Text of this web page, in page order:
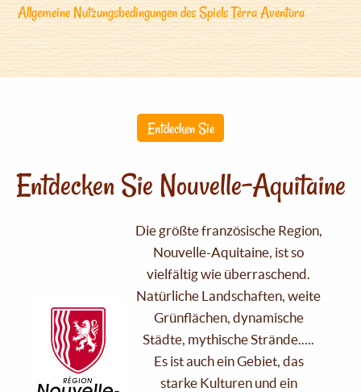
Allgemeine Nutzungsbedingungen des Spiels Tèrra Aventura
Entdecken Sie
Entdecken Sie Nouvelle-Aquitaine
Die größte französische Region,
Nouvelle-Aquitaine, ist so
vielfältig wie überraschend.
Natürliche Landschaften, weite
Grünflächen, dynamische
Städte, mythische Strände.....
Es ist auch ein Gebiet, das
starke Kulturen und ein